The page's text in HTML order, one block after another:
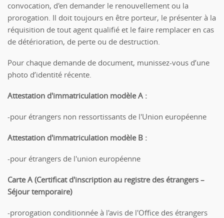
convocation, d'en demander le renouvellement ou la
prorogation. Il doit toujours en être porteur, le présenter à la
réquisition de tout agent qualifié et le faire remplacer en cas
de détérioration, de perte ou de destruction.
Pour chaque demande de document, munissez-vous d’une
photo d’identité récente.
Attestation d'immatriculation modèle A :
-pour étrangers non ressortissants de l'Union européenne
Attestation d'immatriculation modèle B :
-pour étrangers de l'union européenne
Carte A (Certificat d'inscription au registre des étrangers –
Séjour temporaire)
-prorogation conditionnée à l'avis de l'Office des étrangers